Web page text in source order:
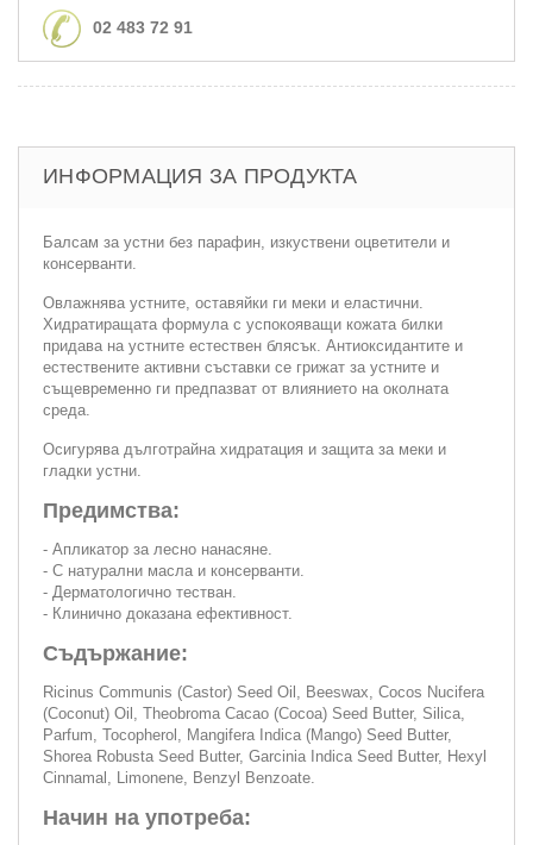
02 483 72 91
ИНФОРМАЦИЯ ЗА ПРОДУКТА
Балсам за устни без парафин, изкуствени оцветители и
консерванти.
Oвлажнява устните, оставяйки ги меки и еластични.
Хидратиращата формула с успокояващи кожата билки
придава на устните естествен блясък. Антиоксидантите и
естествените активни съставки се грижат за устните и
същевременно ги предпазват от влиянието на околната
среда.
Осигурява дълготрайна хидратация и защита за меки и
гладки устни.
Предимства:
- Апликатор за лесно нанасяне.
- С натурални масла и консерванти.
- Дерматологично тестван.
- Клинично доказана ефективност.
Съдържание:
Ricinus Communis (Castor) Seed Oil, Beeswax, Cocos Nucifera
(Coconut) Oil, Theobroma Cacao (Cocoa) Seed Butter, Silica,
Parfum, Tocopherol, Mangifera Indica (Mango) Seed Butter,
Shorea Robusta Seed Butter, Garcinia Indica Seed Butter, Hexyl
Cinnamal, Limonene, Benzyl Benzoate.
Начин на употреба: